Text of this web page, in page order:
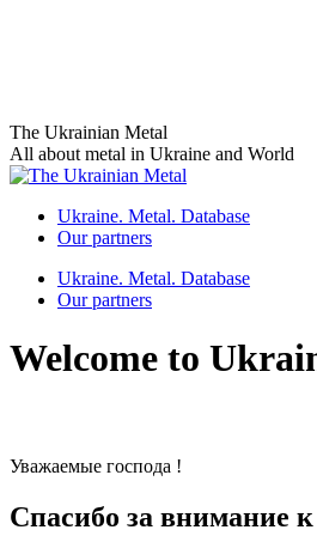
Skip
to
content
The Ukrainian Metal
All about metal in Ukraine and World
Ukraine. Metal. Database
Our partners
Ukraine. Metal. Database
Our partners
Welcome to
Уважаемые господа !
Спасибо за внимание к